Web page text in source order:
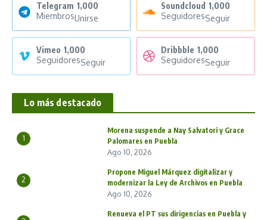
Telegram 1,000
MiembrosUnirse
Soundcloud 1,000
SeguidoresSeguir
Vimeo 1,000
SeguidoresSeguir
Dribbble 1,000
SeguidoresSeguir
Lo más destacado
1
Morena suspende a Nay Salvatori y Grace
Palomares en Puebla
Ago 10, 2026
2
Propone Miguel Márquez digitalizar y
modernizar la Ley de Archivos en Puebla
Ago 10, 2026
Renueva el PT sus dirigencias en Puebla y